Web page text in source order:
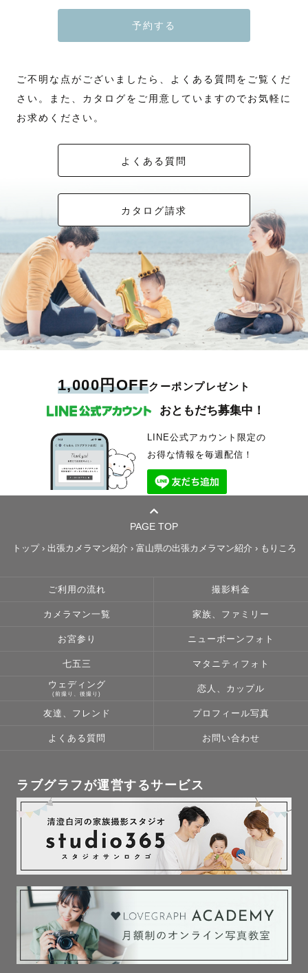
予約する
ご不明な点がございましたら、よくある質問をご覧くだ
さい。また、カタログをご用意していますのでお気軽に
お求めください。
よくある質問
カタログ請求
1,000円OFFクーポンプレゼント
おともだち募集中！
LINE公式アカウント限定の
お得な情報を毎週配信！
PAGE TOP
トップ› 出張カメラマン紹介 › 富山県の出張カメラマン紹介 › もりころ
ご利用の流れ 撮影料金
カメラマン一覧 家族、ファミリー
お宮参り ニューボーンフォト
七五三 マタニティフォト
ウェディング
(前撮り、後撮り)
恋人、カップル
友達、フレンド プロフィール写真
よくある質問 お問い合わせ
ラブグラフが運営するサービス